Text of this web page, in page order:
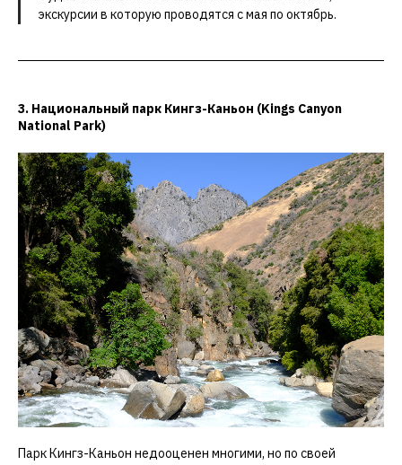
экскурсии в которую проводятся с мая по октябрь.
3. Национальный парк Кингз-Каньон (Kings Canyon
National Park)
Парк Кингз-Каньон недооценен многими, но по своей